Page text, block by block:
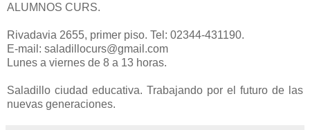
ALUMNOS CURS.
Rivadavia 2655, primer piso. Tel: 02344-431190.
E-mail: saladillocurs@gmail.com
Lunes a viernes de 8 a 13 horas.
Saladillo ciudad educativa. Trabajando por el futuro de las
nuevas generaciones.